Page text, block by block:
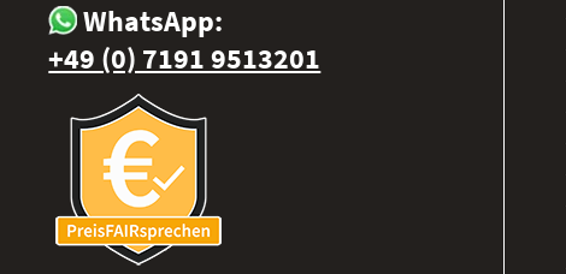
WhatsApp:
+49 (0) 7191 9513201